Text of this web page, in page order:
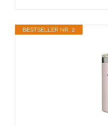
BESTSELLER NR. 2